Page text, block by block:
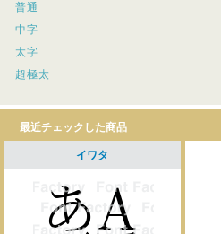
普通
中字
太字
超極太
最近チェックした商品
イワタ